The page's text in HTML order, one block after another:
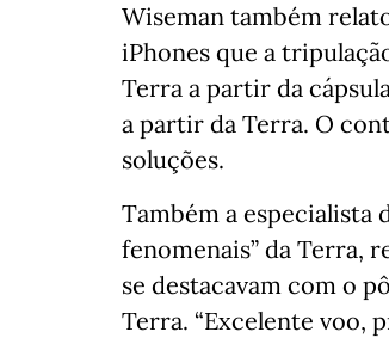
Wiseman também
iPhones que a
Terra a partir da
a partir da Terra. O
soluções.
Também a especialista
fenomenais” da Terra,
se destacavam com o
Terra. “Excelente voo,